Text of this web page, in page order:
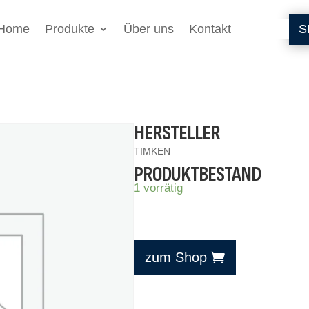
Produkte Über uns Kontakt
HERSTELLER
TIMKEN
PRODUKTBESTAND
1 vorrätig
zum Shop